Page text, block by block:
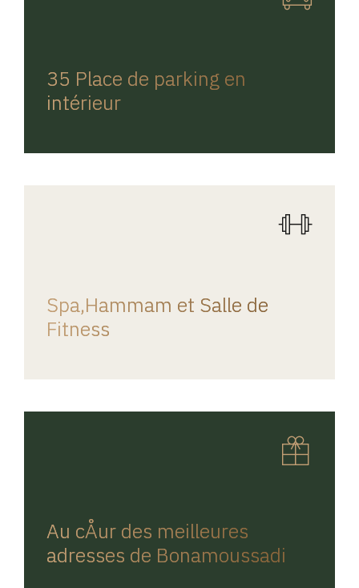
35 Place de parking en
intérieur
Spa,Hammam et Salle de
Fitness
Au cÅur des meilleures
adresses de Bonamoussadi